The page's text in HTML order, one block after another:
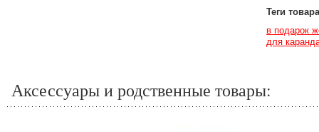
Теги товара
в подарок
для
Аксессуары и родственные товары: